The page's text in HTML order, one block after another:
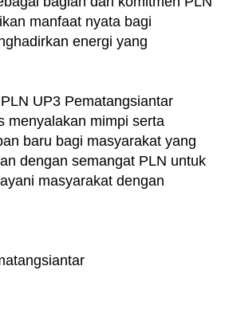
manfaat nyata bagi
energi yang
UP3 Pematangsiantar
menyalakan mimpi serta
baru bagi masyarakat yang
dengan semangat PLN untuk
masyarakat dengan